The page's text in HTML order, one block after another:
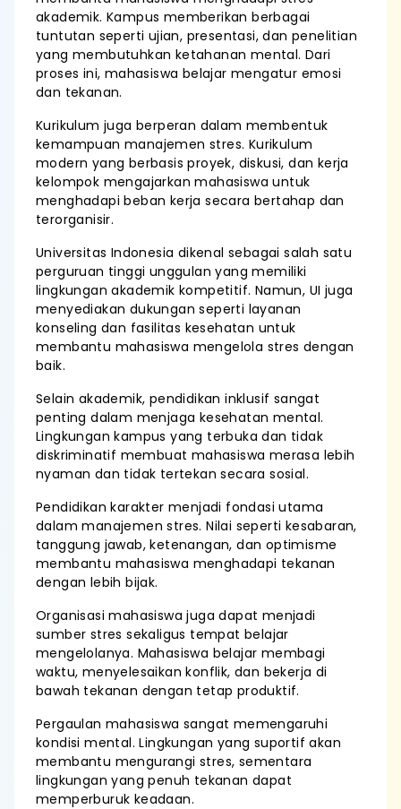
akademik. Kampus memberikan berbagai
tuntutan seperti ujian, presentasi, dan penelitian
yang membutuhkan ketahanan mental. Dari
proses ini, mahasiswa belajar mengatur emosi
dan tekanan.
Kurikulum juga berperan dalam membentuk
kemampuan manajemen stres. Kurikulum
modern yang berbasis proyek, diskusi, dan kerja
kelompok mengajarkan mahasiswa untuk
menghadapi beban kerja secara bertahap dan
terorganisir.
Universitas Indonesia dikenal sebagai salah satu
perguruan tinggi unggulan yang memiliki
lingkungan akademik kompetitif. Namun, UI juga
menyediakan dukungan seperti layanan
konseling dan fasilitas kesehatan untuk
membantu mahasiswa mengelola stres dengan
baik.
Selain akademik, pendidikan inklusif sangat
penting dalam menjaga kesehatan mental.
Lingkungan kampus yang terbuka dan tidak
diskriminatif membuat mahasiswa merasa lebih
nyaman dan tidak tertekan secara sosial.
Pendidikan karakter menjadi fondasi utama
dalam manajemen stres. Nilai seperti kesabaran,
tanggung jawab, ketenangan, dan optimisme
membantu mahasiswa menghadapi tekanan
dengan lebih bijak.
Organisasi mahasiswa juga dapat menjadi
sumber stres sekaligus tempat belajar
mengelolanya. Mahasiswa belajar membagi
waktu, menyelesaikan konflik, dan bekerja di
bawah tekanan dengan tetap produktif.
Pergaulan mahasiswa sangat memengaruhi
kondisi mental. Lingkungan yang suportif akan
membantu mengurangi stres, sementara
lingkungan yang penuh tekanan dapat
memperburuk keadaan.